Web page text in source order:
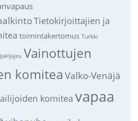
Tietokirjoittajien ja
toimintakertomus Turkki
Vainottujen
komitea Valko-Venäjä
komitea vapaa